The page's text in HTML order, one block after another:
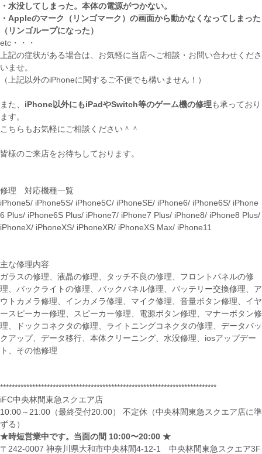
・水没してしまった。本体の電源がつかない。
・Appleのマーク（リンゴマーク）の画面から動かなくなってしまった
（リンゴループになった）
etc・・・
上記の症状がある場合は、お気軽に当店へご相談・お問い合わせくださ
いませ。
（上記以外のiPhoneに関するご不便でも構いません！）
また、 iPhone以外にもiPadやSwitch等のゲーム機の修理も承っており
ます。
こちらもお気軽にご相談ください＾＾
皆様のご来店をお待ちしております。
修理 対応機種一覧
iPhone5/ iPhone5S/ iPhone5C/ iPhoneSE/ iPhone6/ iPhone6S/ iPhone
6 Plus/ iPhone6S Plus/ iPhone7/ iPhone7 Plus/ iPhone8/ iPhone8 Plus/
iPhoneX/ iPhoneXS/ iPhoneXR/ iPhoneXS Max/ iPhone11
主な修理内容
ガラスの修理、液晶の修理、タッチ不良の修理、フロントパネルの修
理、バックライトの修理、バックパネル修理、バッテリー交換修理、ア
ウトカメラ修理、インカメラ修理、マイク修理、音量ボタン修理、イヤ
ースピーカー修理、スピーカー修理、電源ボタン修理、マナーボタン修
理、ドックコネクタの修理、ライトニングコネクタの修理、データバッ
クアップ、データ移行、本体クリーニング、水没修理、iosアップデー
ト、その他修理
**************************************************************************
iFC中央林間東急スクエア店
10:00～21:00（最終受付20:00） 不定休（中央林間東急スクエア店に準
ずる）
★時短営業中です。当面の間 10:00〜20:00 ★
〒242-0007 神奈川県大和市中央林間4-12-1 中央林間東急スクエア3F